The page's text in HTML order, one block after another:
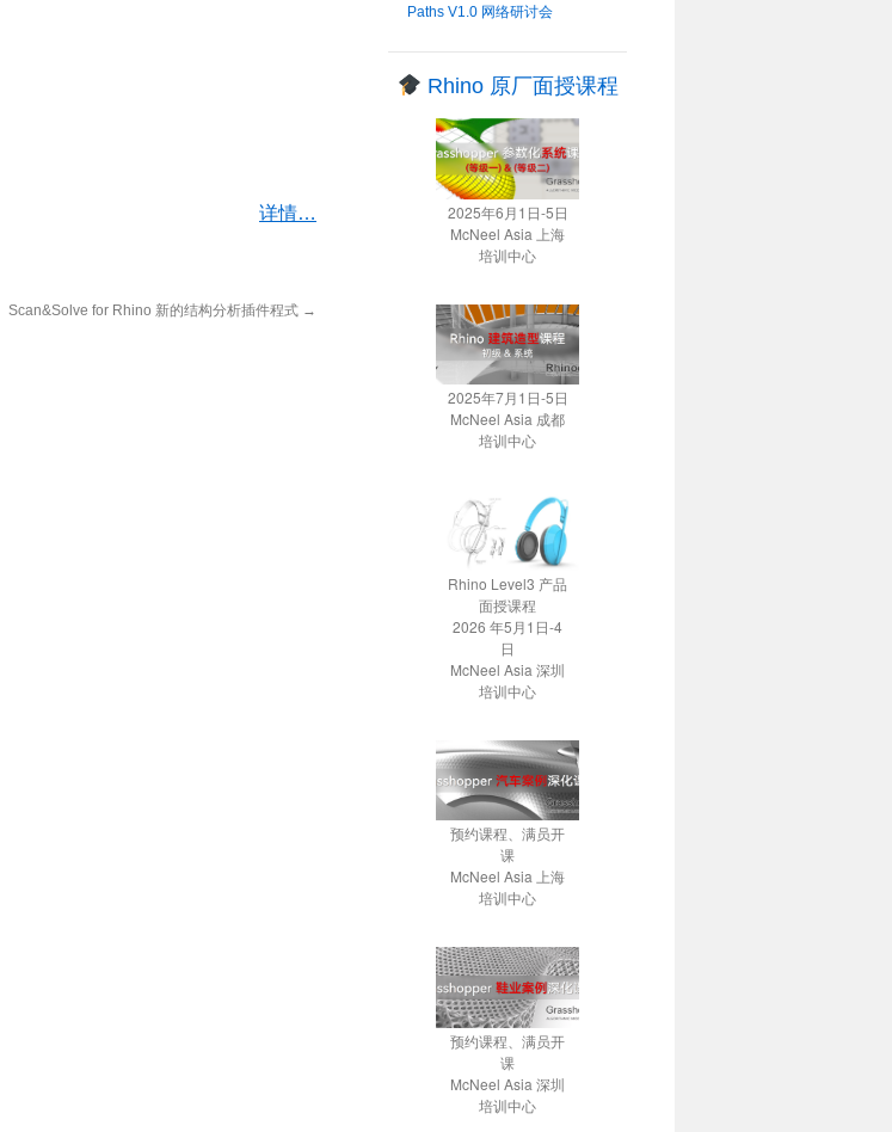
详情…
Scan&Solve for Rhino 新的结构分析插件程式 →
Paths V1.0 网络研讨会
Rhino 原厂面授课程
2025年6月1日-5日
McNeel Asia 上海
培训中心
2025年7月1日-5日
McNeel Asia 成都
培训中心
Rhino Level3 产品
面授课程
2026 年5月1日-4
日
McNeel Asia 深圳
培训中心
预约课程、满员开
课
McNeel Asia 上海
培训中心
预约课程、满员开
课
McNeel Asia 深圳
培训中心